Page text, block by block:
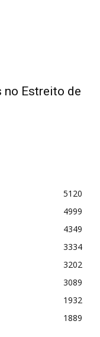
no Estreito de
5120
4999
4349
3334
3202
3089
1932
1889